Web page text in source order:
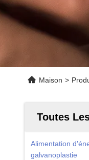
Maison >
Toutes
Alimentation
galvanoplastie